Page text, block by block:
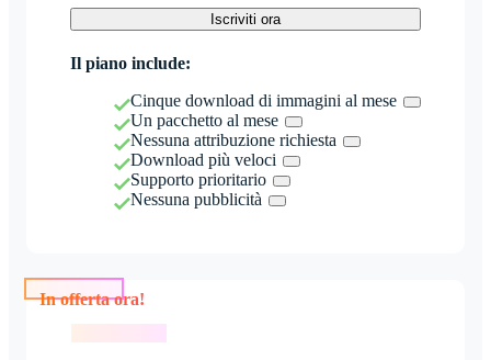
Iscriviti ora
Il piano include:
Cinque download di immagini al mese
Un pacchetto al mese
Nessuna attribuzione richiesta
Download più veloci
Supporto prioritario
Nessuna pubblicità